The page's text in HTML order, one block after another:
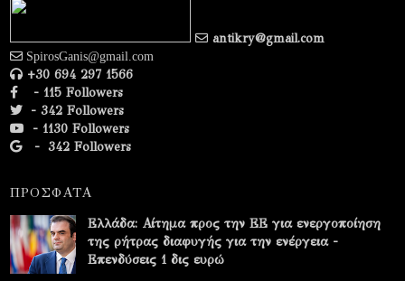
antikry@gmail.com
SpirosGanis@gmail.com
+30 694 297 1566
- 115 Followers
- 342 Followers
- 1130 Followers
- 342 Followers
ΠΡΟΣΦΑΤΑ
Ελλάδα: Αίτημα προς την ΕΕ για ενεργοποίηση
της ρήτρας διαφυγής για την ενέργεια -
Επενδύσεις 1 δις ευρώ